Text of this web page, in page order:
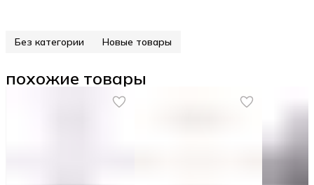
Без категории Новые товары
похожие товары